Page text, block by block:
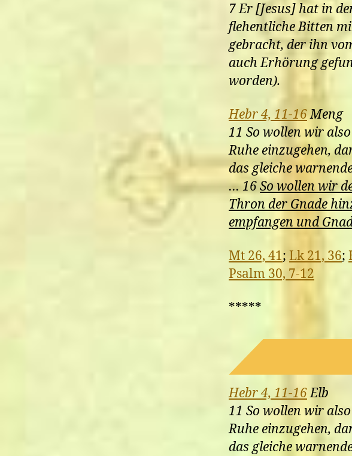
7 Er [Jesus] hat in
flehentliche Bitten
gebracht, der ihn
auch Erhörung
worden).
Hebr 4, 11-16Meng
11 So wollen wir
Ruhe einzugehen,
das gleiche
… 16So wollen wir
Thron der Gnade
empfangen und
Mt 26, 41; Lk 21, 36;
Psalm 30, 7-12
*****
Hebr 4, 11-16Elb
11 So wollen wir
Ruhe einzugehen,
das gleiche